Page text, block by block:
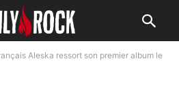
Aleska ressort son premier album le